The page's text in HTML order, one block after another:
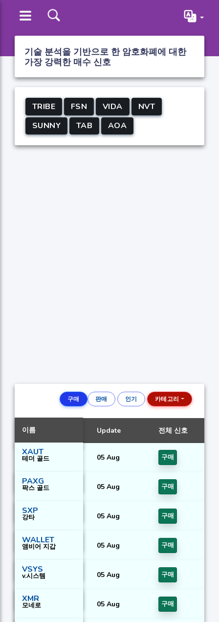
기술 분석을 기반으로 한 암호화폐에 대한
가장 강력한 매수 신호
TRIBE FSN VIDA
NVT
SUNNY
TAB AOA
구매 판매 인기 카테고리
이름 Update 전체 신호
XAUT
테더 골드 05 Aug 구매
PAXG
팍스 골드 05 Aug 구매
SXP
강타 05 Aug 구매
WALLET
앰비어 지갑 05 Aug 구매
VSYS
v.시스템 05 Aug 구매
XMR
모네로 05 Aug 구매